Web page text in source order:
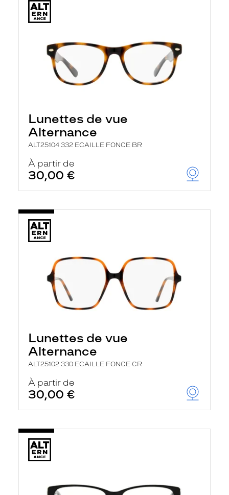
Lunettes de vue
Alternance
ALT25104 332 ECAILLE FONCE BR
À partir de
30,00 €
Lunettes de vue
Alternance
ALT25102 330 ECAILLE FONCE CR
À partir de
30,00 €